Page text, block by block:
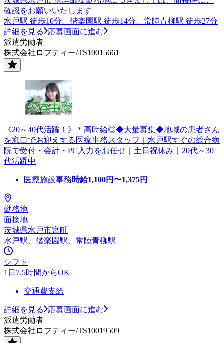
確認をお願いいたします
水戸駅 徒歩10分、偕楽園駅 徒歩14分、常陸青柳駅 徒歩27分
詳細を見る
応募画面に進む
派遣労働者
株式会社ロフティー/TS10015661
《20～40代活躍！》＊高時給◎◆大量募集◆地域の患者さん
を窓口でお迎えする医療事務スタッフ｜水戸駅すぐの総合病
院で受付・会計・PC入力をお任せ｜土日祝休み｜20代～30
代活躍中
医療施設事務時給1,100円〜1,375円
勤務地
面接地
茨城県水戸市宮町
水戸駅、偕楽園駅、常陸青柳駅
シフト
1日7.5時間からOK
交通費支給
詳細を見る
応募画面に進む
派遣労働者
株式会社ロフティー/TS10019509